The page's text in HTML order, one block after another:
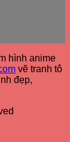
hình anime
vẽ tranh tô
đẹp,